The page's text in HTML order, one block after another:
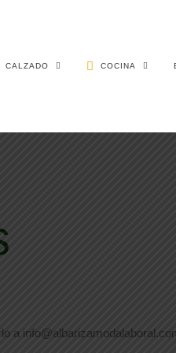
CALZADO COCINA
a